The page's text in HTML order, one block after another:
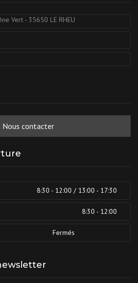
Vert - 35650 LE RHEU
Nous contacter
8:30 - 12:00 / 13:00 - 17:30
8:30 - 12:00
Fermés